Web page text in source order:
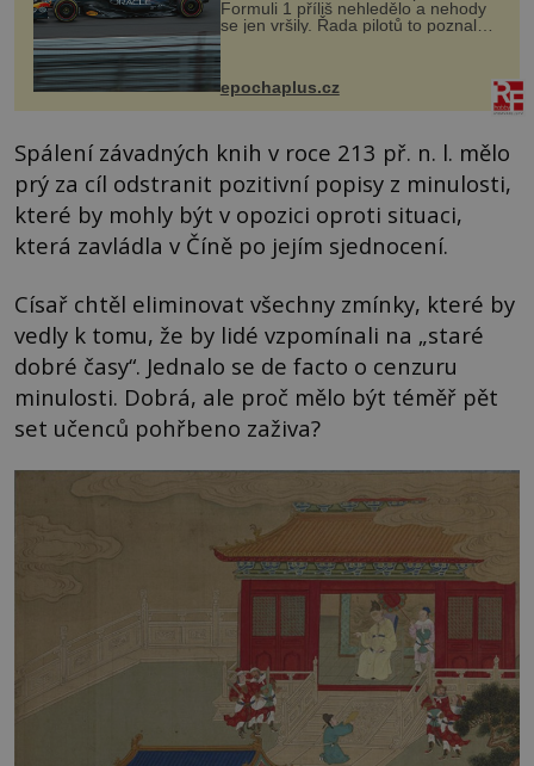
Formuli 1 příliš nehledělo a nehody
se jen vršily. Řada pilotů to poznala
na vlastní kůži, často s trvalými
následky nebo bohužel i ztrátou
života. Dnes nepochopiteln...
epochaplus.cz
Spálení závadných knih v roce 213 př. n. l. mělo
prý za cíl odstranit pozitivní popisy z minulosti,
které by mohly být v opozici oproti situaci,
která zavládla v Číně po jejím sjednocení.
Císař chtěl eliminovat všechny zmínky, které by
vedly k tomu, že by lidé vzpomínali na „staré
dobré časy“. Jednalo se de facto o cenzuru
minulosti. Dobrá, ale proč mělo být téměř pět
set učenců pohřbeno zaživa?